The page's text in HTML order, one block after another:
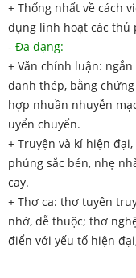
+ Thống nhất về cách
dụng linh hoạt các thủ
- Đa dạng:
+ Văn chính luận:
đanh thép, bằng
hợp nhuần nhuyễn
uyển chuyển.
+ Truyện và kí hiện
phúng sắc bén, nhẹ
cay.
+ Thơ ca: thơ tuyên
nhớ, dễ thuộc; thơ
điển với yếu tố hiện